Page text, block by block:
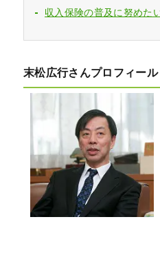
収入保険の普及に努めた
末松広行さんプロフィール